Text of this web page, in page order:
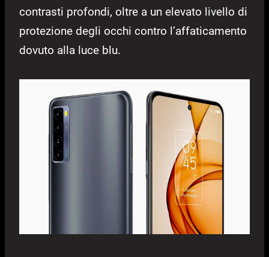
contrasti profondi, oltre a un elevato livello di
protezione degli occhi contro l’affaticamento
dovuto alla luce blu.